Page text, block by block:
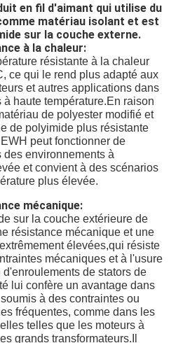
en fil d'aimant qui utilise du
matériau isolant et est
sur la couche externe.
à la chaleur:
résistante à la chaleur
ce qui le rend plus adapté aux
et autres applications dans
haute température.En raison
de polyester modifié et
de polyimide plus résistante
peut fonctionner de
des environnements à
et convient à des scénarios
plus élevée.
mécanique:
sur la couche extérieure de
résistance mécanique et une
élevées,qui résiste
mécaniques et à l'usure
d'enroulements de stators de
lui confère un avantage dans
à des contraintes ou
fréquentes, comme dans les
telles que les moteurs à
grands transformateurs.Il